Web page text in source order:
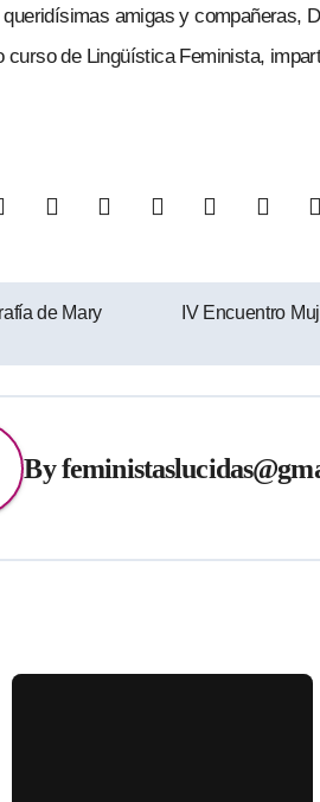
amigas y compañeras,
curso de Lingüística Feminista,
de Mary
IV Encuentro
By